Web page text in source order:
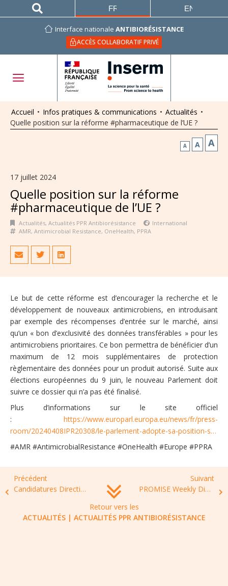
Interface nationale ANTIBIORÉSISTANCE
ACCÈS COLLABORATIF PRIVÉ
FRANÇAIS ENGLISH
Accueil • Infos pratiques & communications • Actualités •
Quelle position sur la réforme #pharmaceutique de l’UE ?
A A A
17 juillet 2024
Quelle position sur la réforme
#pharmaceutique de l’UE ?
Actualités, Actualités PPR Antibiorésistance
International
AMR, Antimicrobial Resistance, OneHealth, PPRA
Le but de cette réforme est d’encourager la recherche et le
développement de nouveaux antimicrobiens, en introduisant
par exemple des récompenses d’entrée sur le marché, ainsi
qu’un « bon d’exclusivité des données transférables » pour les
antimicrobiens prioritaires. Ce bon permettra de bénéficier d’un
maximum de 12 mois supplémentaires de protection
règlementaire des données pour un produit autorisé. Suite aux
élections européennes du 9 juin, le nouveau Parlement doit
suivre ce dossier qui n’a pas été finalisé.
Plus d’informations sur le site officiel
: https://www.europarl.europa.eu/news/fr/press-
room/20240408IPR20308/le-parlement-adopte-sa-position-s…
#AMR #AntimicrobialResistance #OneHealth #Europe #PPRA
Précédent
Candidatures Direction du JPI AMR et du futur partenariat OneHealth AMR
Suivant
PROMISE Weekly Digest Nr 23
Retour vers les
ACTUALITÉS| ACTUALITÉS PPR ANTIBIORÉSISTANCE